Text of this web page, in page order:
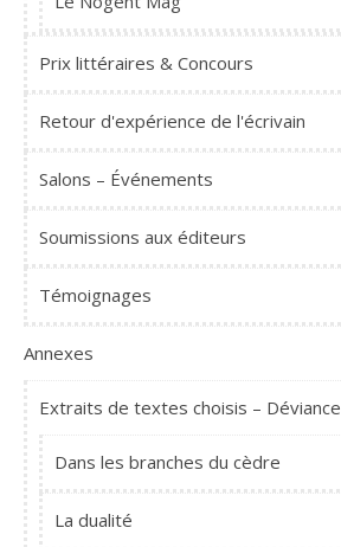
Prix littéraires & Concours
Retour d'expérience de l'écrivain
Salons – Événements
Soumissions aux éditeurs
Témoignages
Annexes
Extraits de textes choisis – Déviance
Dans les branches du cèdre
La dualité